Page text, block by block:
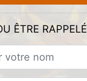
ÊTRE RAPPELÉ